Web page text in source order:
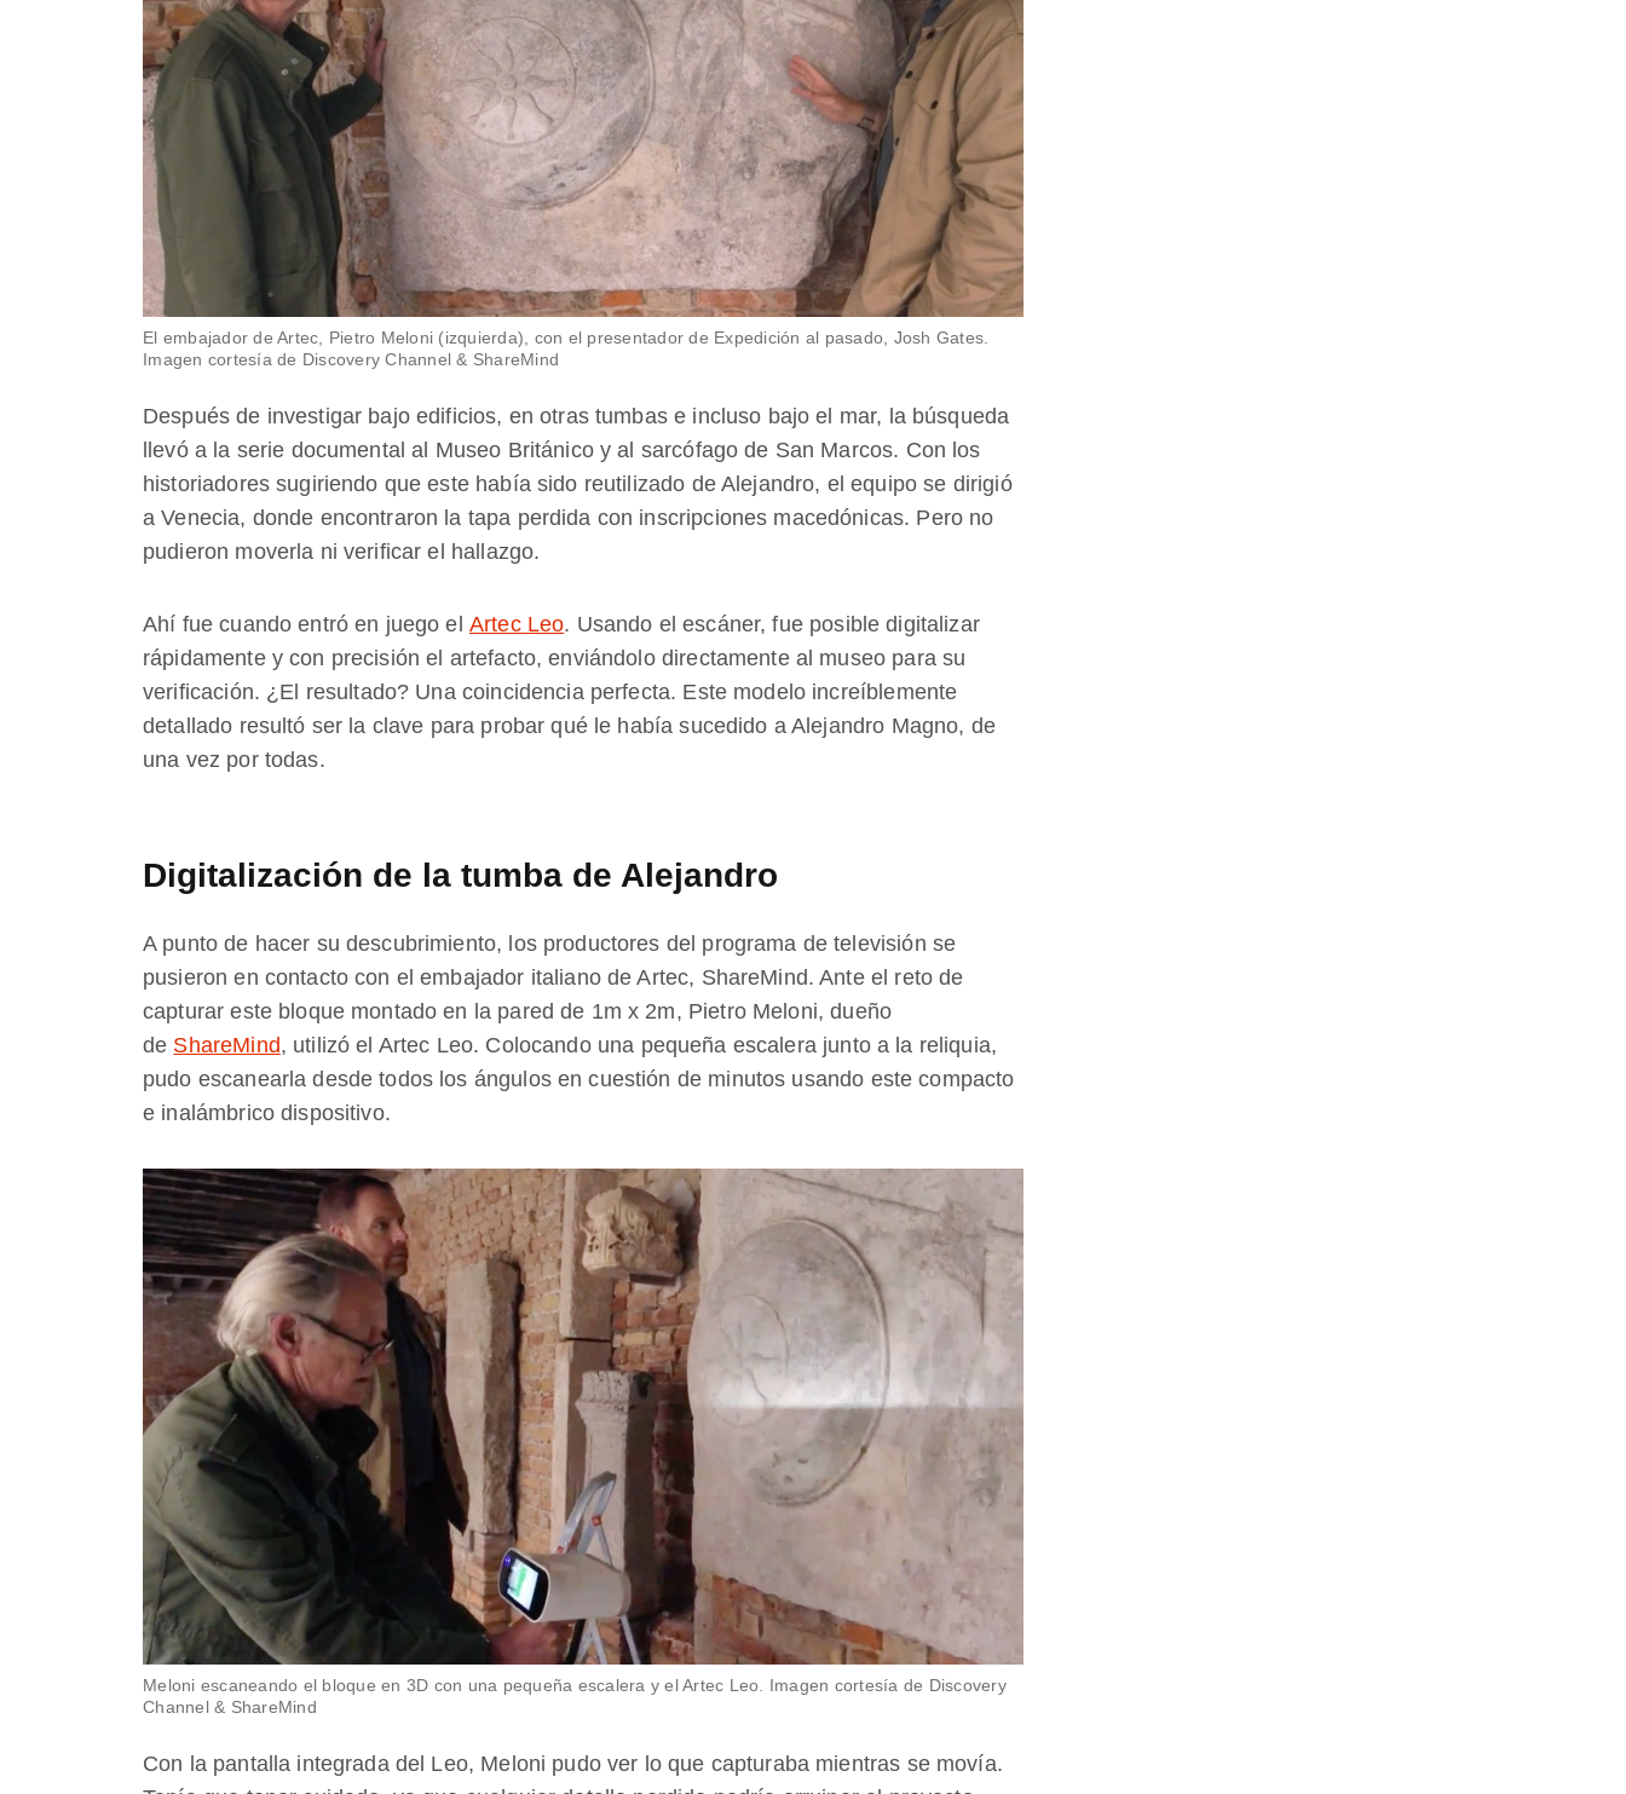
El embajador de Artec, Pietro Meloni (izquierda), con el presentador de Expedición al pasado , Josh Gates.
Imagen cortesía de Discovery Channel & ShareMind
Después de investigar bajo edificios, en otras tumbas e incluso bajo el mar, la búsqueda
llevó a la serie documental al Museo Británico y al sarcófago de San Marcos. Con los
historiadores sugiriendo que este había sido reutilizado de Alejandro, el equipo se dirigió
a Venecia, donde encontraron la tapa perdida con inscripciones macedónicas. Pero no
pudieron moverla ni verificar el hallazgo.
Ahí fue cuando entró en juego el Artec Leo. Usando el escáner, fue posible digitalizar
rápidamente y con precisión el artefacto, enviándolo directamente al museo para su
verificación. ¿El resultado? Una coincidencia perfecta. Este modelo increíblemente
detallado resultó ser la clave para probar qué le había sucedido a Alejandro Magno, de
una vez por todas.
Digitalización de la tumba de Alejandro
A punto de hacer su descubrimiento, los productores del programa de televisión se
pusieron en contacto con el embajador italiano de Artec, ShareMind. Ante el reto de
capturar este bloque montado en la pared de 1m x 2m, Pietro Meloni, dueño
de ShareMind, utilizó el Artec Leo. Colocando una pequeña escalera junto a la reliquia,
pudo escanearla desde todos los ángulos en cuestión de minutos usando este compacto
e inalámbrico dispositivo.
Meloni escaneando el bloque en 3D con una pequeña escalera y el Artec Leo. Imagen cortesía de Discovery
Channel & ShareMind
Con la pantalla integrada del Leo, Meloni pudo ver lo que capturaba mientras se movía.